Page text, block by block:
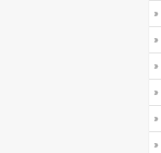
»
»
»
»
»
»